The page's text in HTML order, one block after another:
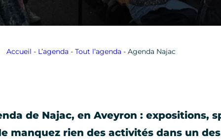
Accueil - L’agenda - Tout l’agenda - Agenda Najac
de Najac, en Aveyron : expositions,
manquez rien des activités dans un